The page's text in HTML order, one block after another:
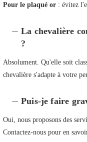
Pour le plaqué or : évitez
La chevalière
?
Absolument. Qu'elle soit
chevalière s'adapte à votre
Puis-je faire
Oui, nous proposons des
Contactez-nous pour en